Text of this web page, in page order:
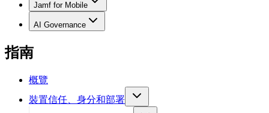
Jamf for Mobile
AI Governance
指南
概覽
裝置信任、身分和部署